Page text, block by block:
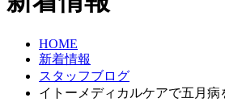
HOME
新着情報
スタッフブログ
イトーメディカルケアで五月病